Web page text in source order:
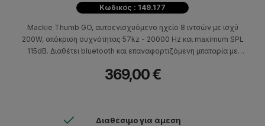
Κωδικός : 149.177
Mackie Thumb GO, αυτοενισχυόμενο ηχείο 8 ιντσών με ισχύ
200W, απόκριση συχνότητας 57kz - 20000 Hz και maximum SPL
115dB. Διαθέτει bluetooth και επαναφορτιζόμενη μπαταρία με
369,00 €
Διαθέσιμο για άμεση